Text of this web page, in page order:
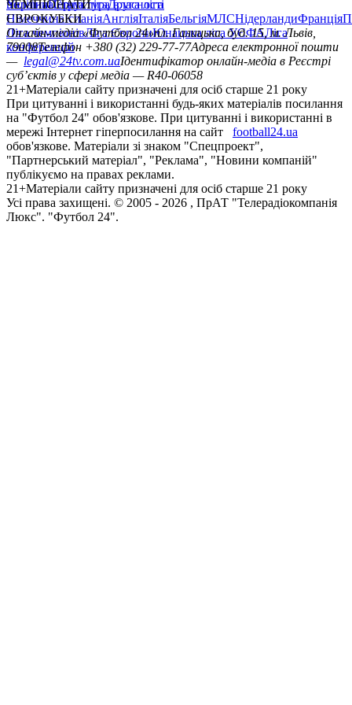
політикаСтруктура власності
УкраїнаПерша лігаДруга ліга
ЧЕМПІОНАТИ
НімеччинаІспаніяАнгліяІталіяБельгіяМЛСНідерландиФранція
ЄВРОКУБКИ
Ліга чемпіонівЛіга ЄвропиЮнацька ліга УЄФАЛіга
конференцій
Онлайн-медіа «Футбол 24»пл. Галицька, буд. 15, м. Львів,
79008Телефон +380 (32) 229-77-77Адреса електронної пошти
— legal@24tv.com.uaІдентифікатор онлайн-медіа в Реєстрі
суб’єктів у сфері медіа — R40-06058
21+Матеріали сайту призначені для осіб старше 21 року
При цитуванні і використанні будь-яких матеріалів посилання
на "Футбол 24" обов'язкове. При цитуванні і використанні в
мережі Інтернет гіперпосилання на сайт
football24.ua
обов'язкове. Матеріали зі знаком "Спецпроект",
"Партнерський матеріал", "Реклама", "Новини компаній"
публікуємо на правах реклами.
21+Матеріали сайту призначені для осіб старше 21 року
Усi права захищенi. © 2005 - 2026 , ПрАТ "Телерадіокомпанія
Люкс". "Футбол 24".